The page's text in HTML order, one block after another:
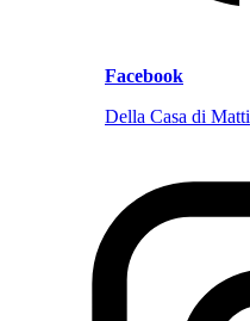
Facebook
Della Casa di Matti